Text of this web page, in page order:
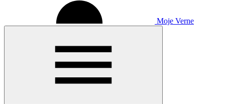
Moje Verne